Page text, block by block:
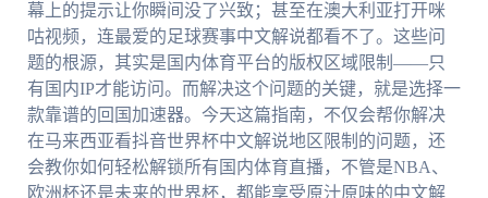
幕上的提示让你瞬间没了兴致；甚至在澳大利亚打开咪
咕视频，连最爱的足球赛事中文解说都看不了。这些问
题的根源，其实是国内体育平台的版权区域限制——只
有国内IP才能访问。而解决这个问题的关键，就是选择一
款靠谱的回国加速器。今天这篇指南，不仅会帮你解决
在马来西亚看抖音世界杯中文解说地区限制的问题，还
会教你如何轻松解锁所有国内体育直播，不管是NBA、
欧洲杯还是未来的世界杯，都能享受原汁原味的中文解